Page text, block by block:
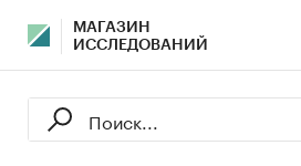
МАГАЗИН
ИССЛЕДОВАНИЙ